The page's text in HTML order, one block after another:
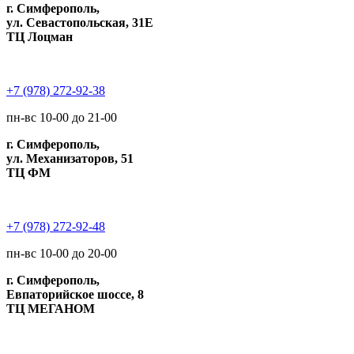
г. Симферополь,
ул. Севастопольская, 31Е
ТЦ Лоцман
+7 (978) 272-92-38
пн-вс 10-00 до 21-00
г. Симферополь,
ул. Механизаторов, 51
ТЦ ФМ
+7 (978) 272-92-48
пн-вс 10-00 до 20-00
г. Симферополь,
Евпаторийское шоссе, 8
ТЦ МЕГАНОМ